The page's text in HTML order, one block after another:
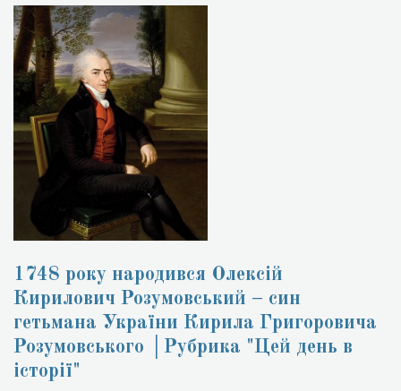
1748 року народився Олексій
Кирилович Розумовський – син
гетьмана України Кирила Григоровича
Розумовського │Рубрика "Цей день в
історії"